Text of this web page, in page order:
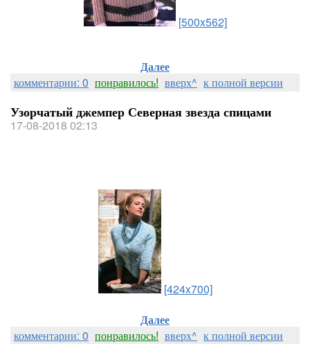
[500x562]
Далее
комментарии: 0 понравилось! вверх^ к полной версии
Узорчатый джемпер Северная звезда спицами
17-08-2018 02:13
[424x700]
Далее
комментарии: 0 понравилось! вверх^ к полной версии